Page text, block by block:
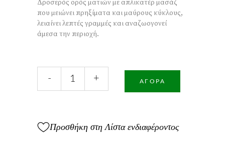
ΕΊΝΑΙ:
13,80 €.
ΕΊΝΑΙ:
12,50 €.
Δροσερός ορός ματιών με απλικατέρ μασάζ
που μειώνει πρηξίματα και μαύρους κύκλους,
λειαίνει λεπτές γραμμές και αναζωογονεί
άμεσα την περιοχή.
Massager
- + ΑΓΟΡΆ
Προσθήκη στη Λίστα ενδιαφέροντος